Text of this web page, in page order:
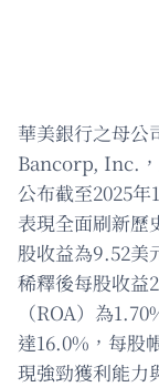
華美銀行之母公
Bancorp, Inc.，
公布截至2025
表現全面刷新歷
股收益為9.52美
稀釋後每股收益
（ROA）為
達16.0%，每股
現強勁獲利能力